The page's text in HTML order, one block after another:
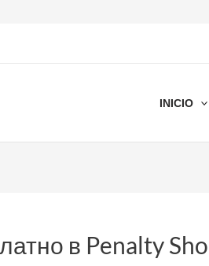
INICIO
в Penalty